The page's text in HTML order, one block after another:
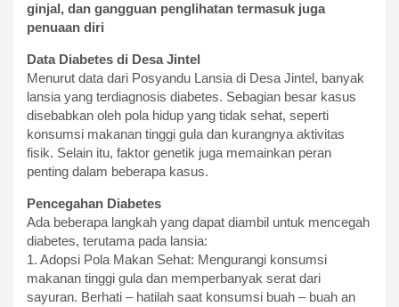
ginjal, dan gangguan penglihatan termasuk juga
penuaan diri
Data Diabetes di Desa Jintel
Menurut data dari Posyandu Lansia di Desa Jintel, banyak
lansia yang terdiagnosis diabetes. Sebagian besar kasus
disebabkan oleh pola hidup yang tidak sehat, seperti
konsumsi makanan tinggi gula dan kurangnya aktivitas
fisik. Selain itu, faktor genetik juga memainkan peran
penting dalam beberapa kasus.
Pencegahan Diabetes
Ada beberapa langkah yang dapat diambil untuk mencegah
diabetes, terutama pada lansia:
1. Adopsi Pola Makan Sehat: Mengurangi konsumsi
makanan tinggi gula dan memperbanyak serat dari
sayuran. Berhati – hatilah saat konsumsi buah – buah an